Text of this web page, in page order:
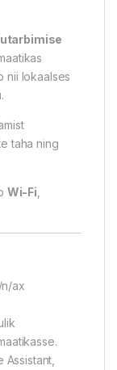
nii lokaalses
taha ning
Wi-Fi,
n/ax
Assistant,